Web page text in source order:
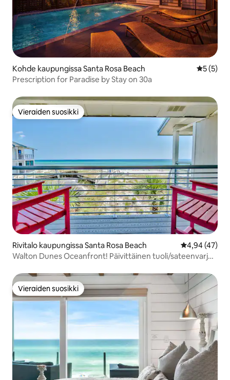
Kohde kaupungissa Santa Rosa Beach
5 (5)
Prescription for Paradise by Stay on 30a
Vieraiden suosikki
Vieraiden suosikki
Rivitalo kaupungissa Santa Rosa Beach
4,94 (47)
Walton Dunes Oceanfront! Päivittäinen tuoli/sateenvarjo
Vieraiden suosikki
Vieraiden suosikki